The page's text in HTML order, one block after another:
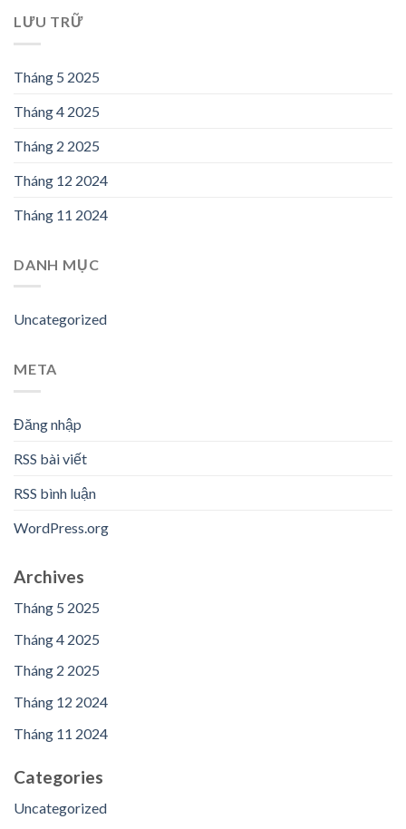
LƯU TRỮ
Tháng 5 2025
Tháng 4 2025
Tháng 2 2025
Tháng 12 2024
Tháng 11 2024
DANH MỤC
Uncategorized
META
Đăng nhập
RSS bài viết
RSS bình luận
WordPress.org
Archives
Tháng 5 2025
Tháng 4 2025
Tháng 2 2025
Tháng 12 2024
Tháng 11 2024
Categories
Uncategorized